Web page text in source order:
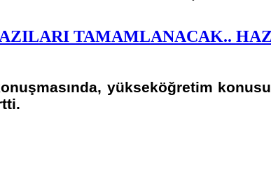
TAMAMLANACAK..
yükseköğretim